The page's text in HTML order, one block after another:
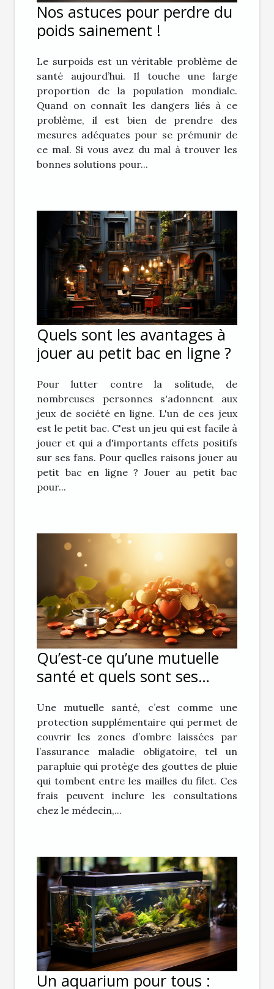
Nos astuces pour perdre du
poids sainement !
Le surpoids est un véritable problème de
santé aujourd’hui. Il touche une large
proportion de la population mondiale.
Quand on connaît les dangers liés à ce
problème, il est bien de prendre des
mesures adéquates pour se prémunir de
ce mal. Si vous avez du mal à trouver les
bonnes solutions pour...
Quels sont les avantages à
jouer au petit bac en ligne ?
Pour lutter contre la solitude, de
nombreuses personnes s'adonnent aux
jeux de société en ligne. L'un de ces jeux
est le petit bac. C'est un jeu qui est facile à
jouer et qui a d'importants effets positifs
sur ses fans. Pour quelles raisons jouer au
petit bac en ligne ? Jouer au petit bac
pour...
Qu’est-ce qu’une mutuelle
santé et quels sont ses
Une mutuelle santé, c’est comme une
protection supplémentaire qui permet de
couvrir les zones d’ombre laissées par
l’assurance maladie obligatoire, tel un
parapluie qui protège des gouttes de pluie
qui tombent entre les mailles du filet. Ces
frais peuvent inclure les consultations
chez le médecin,...
Un aquarium pour tous :